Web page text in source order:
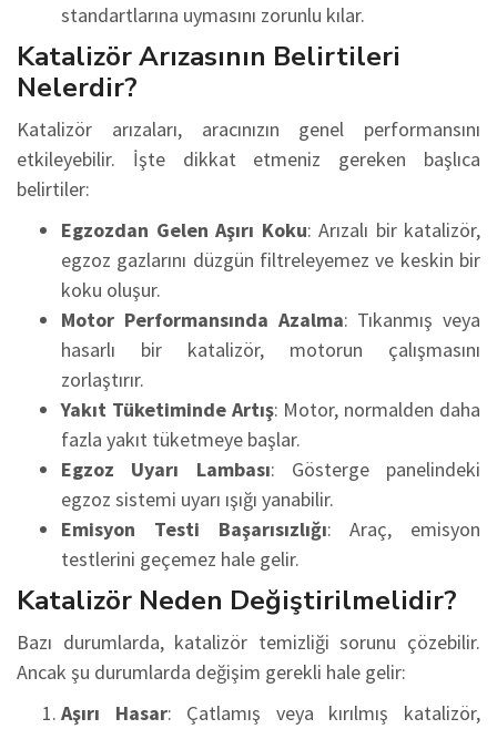
standartlarına uymasını zorunlu kılar.
Katalizör Arızasının Belirtileri
Nelerdir?
Katalizör arızaları, aracınızın genel performansını
etkileyebilir. İşte dikkat etmeniz gereken başlıca
belirtiler:
Egzozdan Gelen Aşırı Koku: Arızalı bir katalizör,
egzoz gazlarını düzgün filtreleyemez ve keskin bir
koku oluşur.
Motor Performansında Azalma: Tıkanmış veya
hasarlı bir katalizör, motorun çalışmasını
zorlaştırır.
Yakıt Tüketiminde Artış: Motor, normalden daha
fazla yakıt tüketmeye başlar.
Egzoz Uyarı Lambası: Gösterge panelindeki
egzoz sistemi uyarı ışığı yanabilir.
Emisyon Testi Başarısızlığı: Araç, emisyon
testlerini geçemez hale gelir.
Katalizör Neden Değiştirilmelidir?
Bazı durumlarda, katalizör temizliği sorunu çözebilir.
Ancak şu durumlarda değişim gerekli hale gelir:
Aşırı Hasar: Çatlamış veya kırılmış katalizör,